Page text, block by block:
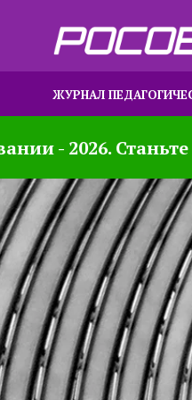
ЖУРНАЛ
- 2026. Станьте